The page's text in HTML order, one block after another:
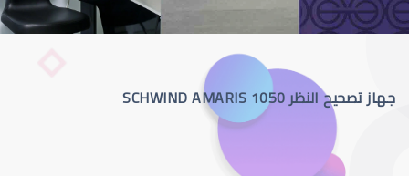
جهاز تصحيح النظر SCHWIND AMARIS 1050